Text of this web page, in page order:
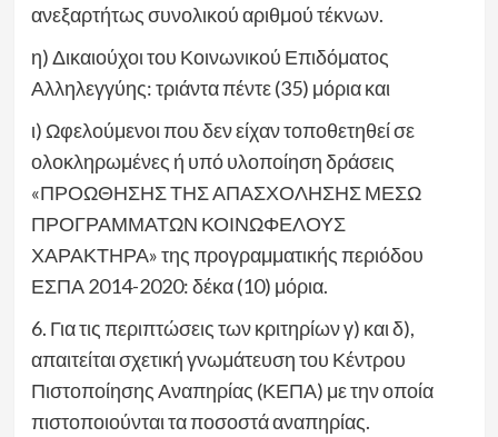
ανεξαρτήτως συνολικού αριθμού τέκνων.
η) Δικαιούχοι του Κοινωνικού Επιδόματος
Αλληλεγγύης: τριάντα πέντε (35) μόρια και
ι) Ωφελούμενοι που δεν είχαν τοποθετηθεί σε
ολοκληρωμένες ή υπό υλοποίηση δράσεις
«ΠΡΟΩΘΗΣΗΣ ΤΗΣ ΑΠΑΣΧΟΛΗΣΗΣ ΜΕΣΩ
ΠΡΟΓΡΑΜΜΑΤΩΝ ΚΟΙΝΩΦΕΛΟΥΣ
ΧΑΡΑΚΤΗΡΑ» της προγραμματικής περιόδου
ΕΣΠΑ 2014-2020: δέκα (10) μόρια.
6. Για τις περιπτώσεις των κριτηρίων γ) και δ),
απαιτείται σχετική γνωμάτευση του Κέντρου
Πιστοποίησης Αναπηρίας (ΚΕΠΑ) με την οποία
πιστοποιούνται τα ποσοστά αναπηρίας.